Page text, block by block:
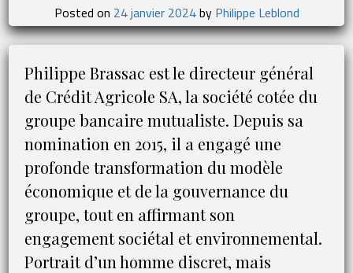
ont
créé
Paint
LGBT,
un
média
digital
pour
la
diversité
Posted on 24 janvier 2024by Philippe Leblond
Philippe Brassac est le directeur général
de Crédit Agricole SA, la société cotée du
groupe bancaire mutualiste. Depuis sa
nomination en 2015, il a engagé une
profonde transformation du modèle
économique et de la gouvernance du
groupe, tout en affirmant son
engagement sociétal et environnemental.
Portrait d’un homme discret, mais